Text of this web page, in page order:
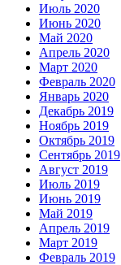
Июль 2020
Июнь 2020
Май 2020
Апрель 2020
Март 2020
Февраль 2020
Январь 2020
Декабрь 2019
Ноябрь 2019
Октябрь 2019
Сентябрь 2019
Август 2019
Июль 2019
Июнь 2019
Май 2019
Апрель 2019
Март 2019
Февраль 2019